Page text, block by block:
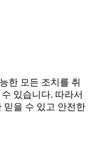
한 모든 조치를 취
있습니다. 따라서
믿을 수 있고 안전한